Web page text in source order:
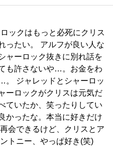
ックはもっと必死にクリス
ったい。 アルフが良い人な
ャーロック抜きに別れ話を
も許さないや…。お金をわ
。 ジャレッドとシャーロッ
ーロックがクリスは元気だ
ていたか、笑ったりしてい
かったな。本当に好きだけ
会できるけど、クリスとア
トニー、やっぱ好き(笑)